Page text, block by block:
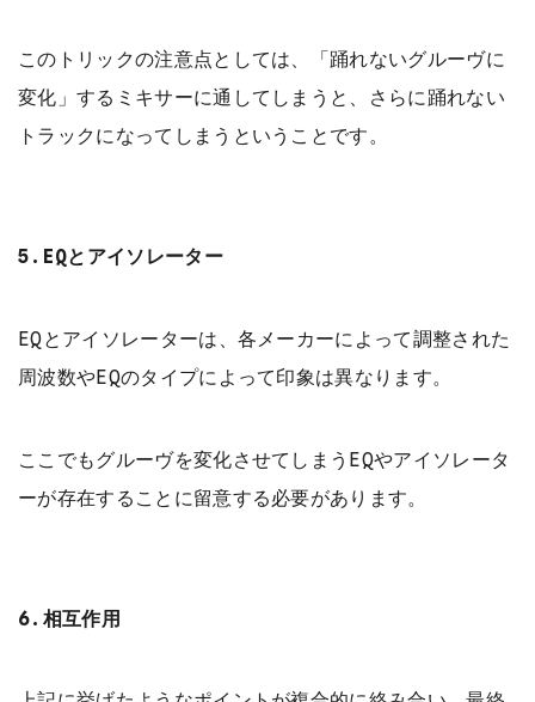
このトリックの注意点としては、「踊れないグルーヴに
変化」するミキサーに通してしまうと、さらに踊れない
トラックになってしまうということです。
5.EQとアイソレーター
EQとアイソレーターは、各メーカーによって調整された
周波数やEQのタイプによって印象は異なります。
ここでもグルーヴを変化させてしまうEQやアイソレータ
ーが存在することに留意する必要があります。
6.相互作用